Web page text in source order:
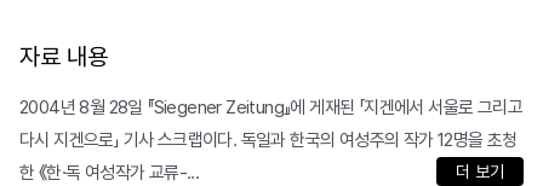
자료 내용
2004년 8월 28일 『Siegener Zeitung』에 게재된 「지겐에서 서울로 그리고
다시 지겐으로」 기사 스크랩이다. 독일과 한국의 여성주의 작가 12명을 초청
한 《한·독 여성작가 교류-...
더 보기